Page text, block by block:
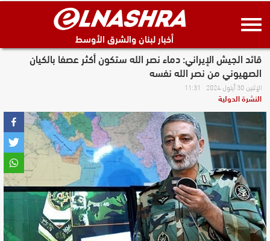
أخبار لبنان والشرق الأوسط
قائد الجيش الإيراني: دماء نصر الله ستكون أكثر عصفا بالكيان
الصهيوني من نصر الله نفسه
الإثنين 30 أيلول 2024 11:31
النشرة الدولية